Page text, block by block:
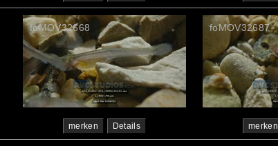
foMOV32668
merken Details
foMOV32687
merken